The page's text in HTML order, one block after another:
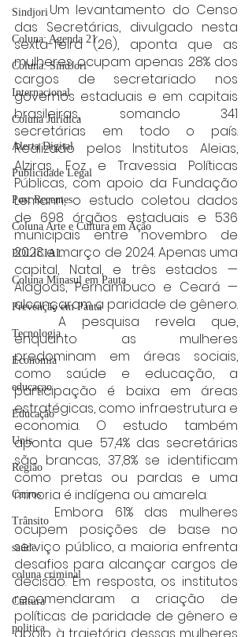
Sindjori
Coluna: Agenda 21
Coluna: SindJori
Internacional
Coluna Jurídica
Alerta Digital
Publicidade Legal
Post Recentes
Coluna Arte e Cultura em Ação
POLICIAL
Coluna Minasul em Pauta
Prevenção em Pauta
Tecnologia
Economia
educaçao
Educação
Unis
Região
Carros
Trânsito
saúde
coluna criminal
Cultura
politica
	Um levantamento do Censo
das Secretárias, divulgado nesta
sexta-feira (26), aponta que as
mulheres ocupam apenas 28% dos
cargos de secretariado nos
governos estaduais e em capitais
brasileiras, somando 341
secretárias em todo o país.
Realizado pelos Institutos Aleias,
Alziras, Foz e Travessia Políticas
Públicas, com apoio da Fundação
Lemann, o estudo coletou dados
de 698 órgãos estaduais e 536
municipais entre novembro de
2023 e março de 2024. Apenas uma
capital, Natal, e três estados —
Alagoas, Pernambuco e Ceará —
alcançaram a paridade de gênero.
enquanto as mulheres
predominam em áreas sociais,
como saúde e educação, a
participação é baixa em áreas
estratégicas, como infraestrutura e
economia. O estudo também
aponta que 57,4% das secretárias
são brancas, 37,8% se identificam
como pretas ou pardas e uma
minoria é indígena ou amarela.
	Embora 61% das mulheres
ocupem posições de base no
serviço público, a maioria enfrenta
desafios para alcançar cargos de
decisão. Em resposta, os institutos
recomendaram a criação de
políticas de paridade de gênero e